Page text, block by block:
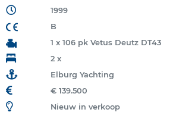
1999
B
1 x 106 pk Vetus Deutz DT43
2 x
Elburg Yachting
€ 139.500
Nieuw in verkoop